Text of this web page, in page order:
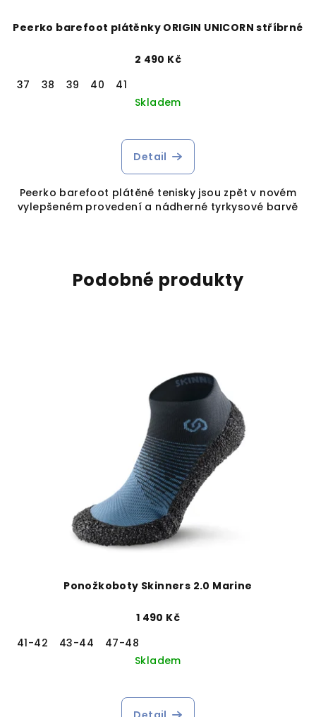
Peerko barefoot plátěnky ORIGIN UNICORN stříbrné
2 490 Kč
37
38 39 40
41
Skladem
Detail
Peerko barefoot plátěné tenisky jsou zpět v novém
vylepšeném provedení a nádherné tyrkysové barvě
Podobné produkty
Ponožkoboty Skinners 2.0 Marine
1 490 Kč
41-42
43-44
47-48
Skladem